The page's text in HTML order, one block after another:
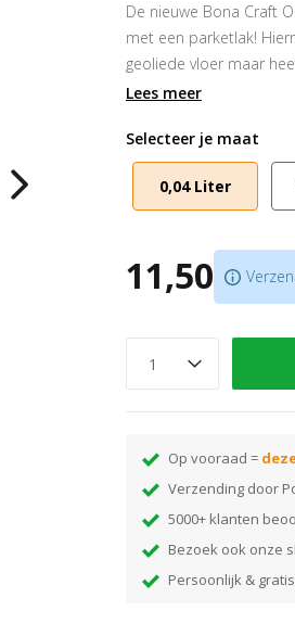
De nieuwe Bona Craft
met een parketlak!
geoliede vloer maar
Snelle uitharding –
Overlakbaar met een
Scroll naar beneden
testen kun je de tester
Lees meer
Selecteer je maat
0,04 Liter
11,50
Op vooraad =
Verzending door
5000+ klanten
Bezoek ook onze
Persoonlijk &